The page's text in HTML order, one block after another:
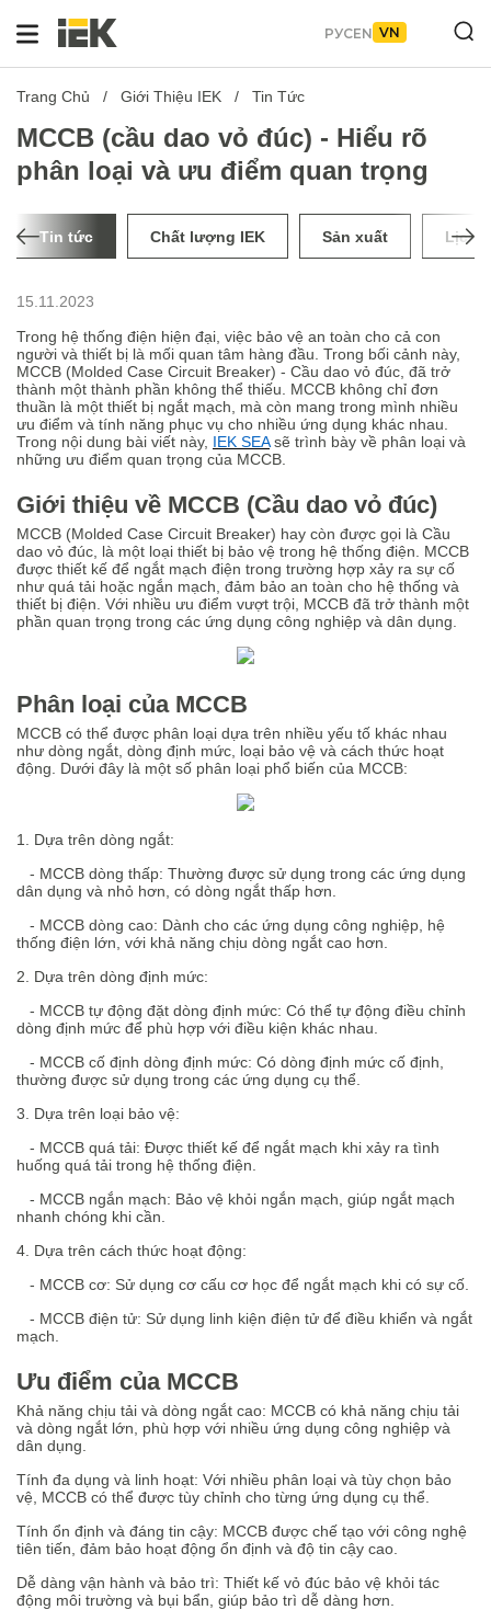
РУСEN VN
Trang Chủ Giới Thiệu IEK Tin Tức
MCCB (cầu dao vỏ đúc) - Hiểu rõ
phân loại và ưu điểm quan trọng
Tin tức Chất lượng IEK Sản xuất Lịch
15.11.2023
Trong hệ thống điện hiện đại, việc bảo vệ an toàn cho cả con
người và thiết bị là mối quan tâm hàng đầu. Trong bối cảnh này,
MCCB (Molded Case Circuit Breaker) - Cầu dao vỏ đúc, đã trở
thành một thành phần không thể thiếu. MCCB không chỉ đơn
thuần là một thiết bị ngắt mạch, mà còn mang trong mình nhiều
ưu điểm và tính năng phục vụ cho nhiều ứng dụng khác nhau.
Trong nội dung bài viết này, IEK SEAsẽ trình bày về phân loại và
những ưu điểm quan trọng của MCCB.
Giới thiệu về MCCB (Cầu dao vỏ đúc)
MCCB (Molded Case Circuit Breaker) hay còn được gọi là Cầu
dao vỏ đúc, là một loại thiết bị bảo vệ trong hệ thống điện. MCCB
được thiết kế để ngắt mạch điện trong trường hợp xảy ra sự cố
như quá tải hoặc ngắn mạch, đảm bảo an toàn cho hệ thống và
thiết bị điện. Với nhiều ưu điểm vượt trội, MCCB đã trở thành một
phần quan trọng trong các ứng dụng công nghiệp và dân dụng.
Phân loại của MCCB
MCCB có thể được phân loại dựa trên nhiều yếu tố khác nhau
như dòng ngắt, dòng định mức, loại bảo vệ và cách thức hoạt
động. Dưới đây là một số phân loại phổ biến của MCCB:
1. Dựa trên dòng ngắt:
- MCCB dòng thấp: Thường được sử dụng trong các ứng dụng
dân dụng và nhỏ hơn, có dòng ngắt thấp hơn.
- MCCB dòng cao: Dành cho các ứng dụng công nghiệp, hệ
thống điện lớn, với khả năng chịu dòng ngắt cao hơn.
2. Dựa trên dòng định mức:
- MCCB tự động đặt dòng định mức: Có thể tự động điều chỉnh
dòng định mức để phù hợp với điều kiện khác nhau.
- MCCB cố định dòng định mức: Có dòng định mức cố định,
thường được sử dụng trong các ứng dụng cụ thể.
3. Dựa trên loại bảo vệ:
- MCCB quá tải: Được thiết kế để ngắt mạch khi xảy ra tình
huống quá tải trong hệ thống điện.
- MCCB ngắn mạch: Bảo vệ khỏi ngắn mạch, giúp ngắt mạch
nhanh chóng khi cần.
4. Dựa trên cách thức hoạt động:
- MCCB cơ: Sử dụng cơ cấu cơ học để ngắt mạch khi có sự cố.
- MCCB điện tử: Sử dụng linh kiện điện tử để điều khiển và ngắt
mạch.
Ưu điểm của MCCB
Khả năng chịu tải và dòng ngắt cao: MCCB có khả năng chịu tải
và dòng ngắt lớn, phù hợp với nhiều ứng dụng công nghiệp và
dân dụng.
Tính đa dụng và linh hoạt: Với nhiều phân loại và tùy chọn bảo
vệ, MCCB có thể được tùy chỉnh cho từng ứng dụng cụ thể.
Tính ổn định và đáng tin cậy: MCCB được chế tạo với công nghệ
tiên tiến, đảm bảo hoạt động ổn định và độ tin cậy cao.
Dễ dàng vận hành và bảo trì: Thiết kế vỏ đúc bảo vệ khỏi tác
động môi trường và bụi bẩn, giúp bảo trì dễ dàng hơn.